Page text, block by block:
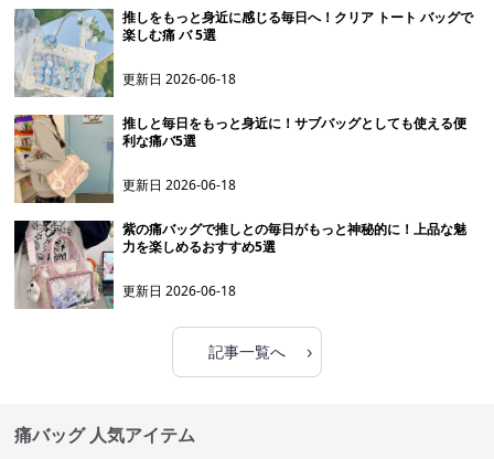
推しをもっと身近に感じる毎日へ！クリア トート バッグで
楽しむ痛 バ 5選
更新日2026-06-18
推しと毎日をもっと身近に！サブバッグとしても使える便
利な痛バ5選
更新日2026-06-18
紫の痛バッグで推しとの毎日がもっと神秘的に！上品な魅
力を楽しめるおすすめ5選
更新日2026-06-18
記事一覧へ ›
痛バッグ 人気アイテム